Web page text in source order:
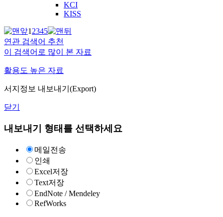
KCI
KISS
12345
연관 검색어 추천
이 검색어로 많이 본 자료
활용도 높은 자료
서지정보 내보내기(Export)
닫기
내보내기 형태를 선택하세요
메일전송
인쇄
Excel저장
Text저장
EndNote / Mendeley
RefWorks